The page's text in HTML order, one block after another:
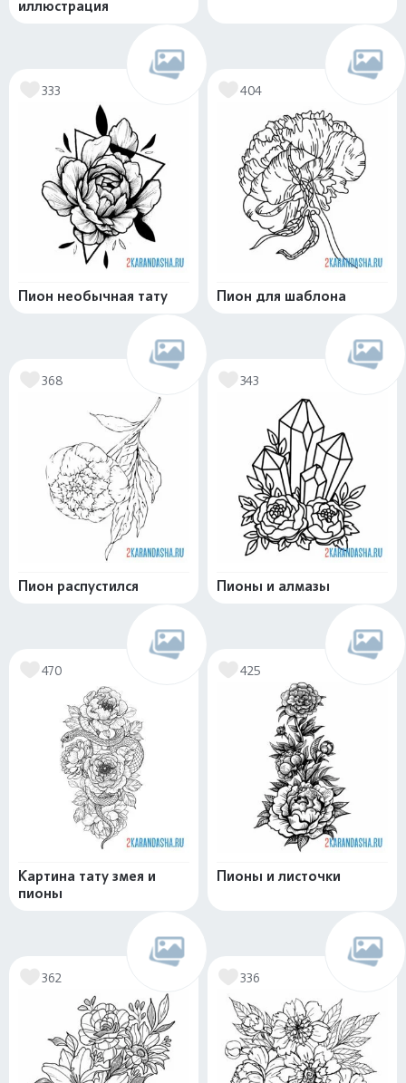
иллюстрация
333
Пион необычная тату
404
Пион для шаблона
368
Пион распустился
343
Пионы и алмазы
470
Картина тату змея и
пионы
425
Пионы и листочки
362 336